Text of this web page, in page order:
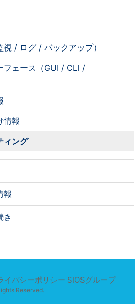
/ ログ / バックアップ）
フェース（GUI / CLI /
情報
ィング
報
き
イバシーポリシー SIOSグループ
Reserved.